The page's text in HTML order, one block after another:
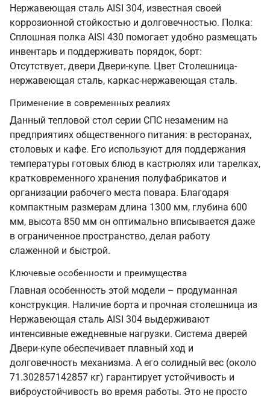
Нержавеющая сталь AISI 304, известная своей
коррозионной стойкостью и долговечностью. Полка:
Сплошная полка AISI 430 помогает удобно размещать
инвентарь и поддерживать порядок, борт:
Отсутствует, двери Двери-купе. Цвет Столешница-
нержавеющая сталь, каркас-нержавеющая сталь.
Применение в современных реалиях
Данный тепловой стол серии СПС незаменим на
предприятиях общественного питания: в ресторанах,
столовых и кафе. Его используют для поддержания
температуры готовых блюд в кастрюлях или тарелках,
кратковременного хранения полуфабрикатов и
организации рабочего места повара. Благодаря
компактным размерам длина 1300 мм, глубина 600
мм, высота 850 мм он оптимально вписывается даже
в ограниченное пространство, делая работу
слаженной и быстрой.
Ключевые особенности и преимущества
Главная особенность этой модели – продуманная
конструкция. Наличие борта и прочная столешница из
Нержавеющая сталь AISI 304 выдерживают
интенсивные ежедневные нагрузки. Система дверей
Двери-купе обеспечивает плавный ход и
долговечность механизма. А его солидный вес (около
71.302857142857 кг) гарантирует устойчивость и
виброустойчивость во время работы. Это не просто